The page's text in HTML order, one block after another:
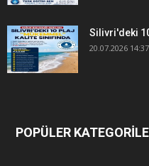
Silivri'deki
20.07.2026
POPÜLER